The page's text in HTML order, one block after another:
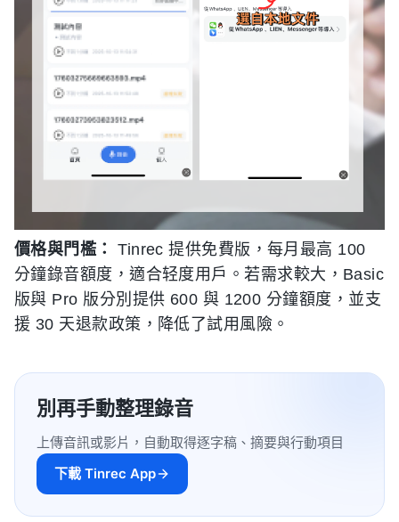
價格與門檻：
Tinrec 提供免費版，每月最高 100
分鐘錄音額度，適合轻度用戶。若需求較大，Basic
版與 Pro 版分別提供 600 與 1200 分鐘額度，並支
援 30 天退款政策，降低了試用風險。
別再手動整理錄音
上傳音訊或影片，自動取得逐字稿、摘要與行動項目
下載 Tinrec App